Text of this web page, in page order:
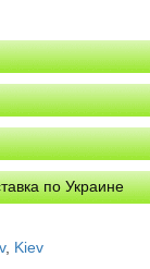
по Украине
, Kiev